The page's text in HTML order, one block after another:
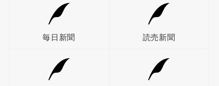
毎日新聞 読売新聞